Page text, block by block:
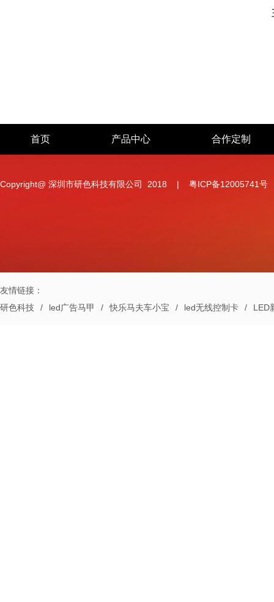
首页 产品中心 合作定制
Copyright@ 深圳市研色科技有限公司 2018 | 粤ICP备12005741号
友情链接：
研色科技
/ led广告马甲 / 快乐马夫车小宝 / led无线控制卡 / LED